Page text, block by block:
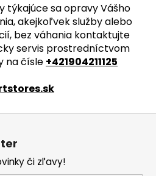
týkajúce sa opravy Vášho
akejkoľvek služby alebo
bez váhania kontaktujte
servis prostredníctvom
na čísle +421904211125
či zľavy!